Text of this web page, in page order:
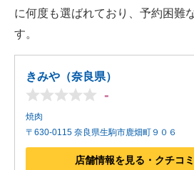
に何度も選ばれており、予約困難
す。
きみや（奈良県）
-
焼肉
〒630-0115 奈良県生駒市鹿畑町９０６
店舗情報を見る・クチコ